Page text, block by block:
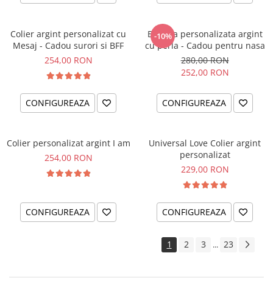
Colier argint personalizat cu
Mesaj - Cadou surori si BFF
254,00 RON
CONFIGUREAZA
-10%
Bratara personalizata argint
cu perla - Cadou pentru nasa
280,00 RON
252,00 RON
CONFIGUREAZA
Colier personalizat argint I am
254,00 RON
CONFIGUREAZA
Universal Love Colier argint
personalizat
229,00 RON
CONFIGUREAZA
1 2 3 ... 23